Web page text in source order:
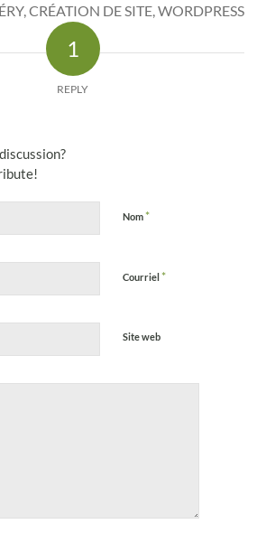
, CRÉATION DE SITE, WORDPRESS
1
REPLY
Nom *
Courriel *
Site web